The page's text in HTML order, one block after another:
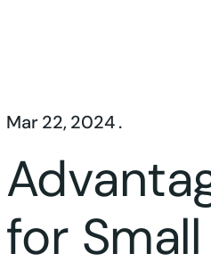
Mar 22, 2024 .
for